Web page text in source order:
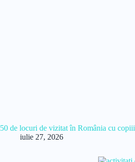
50 de locuri de vizitat în România cu copiii
iulie 27, 2026